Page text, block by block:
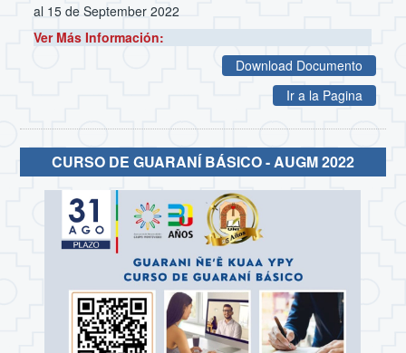
al 15 de September 2022
Ver Más Información:
Download Documento
Ir a la Pagina
CURSO DE GUARANÍ BÁSICO - AUGM 2022